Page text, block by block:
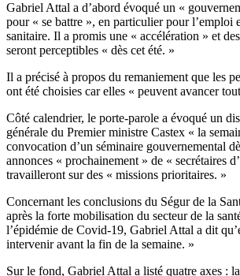
Gabriel Attal a d’abord évoqué un «
pour « se battre », en particulier pour l’emploi
sanitaire. Il a promis une « accélération » et
seront perceptibles « dès cet été. »
Il a précisé à propos du remaniement que les
ont été choisies car elles « peuvent avancer
Côté calendrier, le porte-parole a évoqué un
générale du Premier ministre Castex « la
convocation d’un séminaire gouvernemental
annonces « prochainement » de « secrétaires
travailleront sur des « missions prioritaires. »
Concernant les conclusions du Ségur de la
après la forte mobilisation du secteur de la
l’épidémie de Covid-19, Gabriel Attal a dit
intervenir avant la fin de la semaine. »
Sur le fond, Gabriel Attal a listé quatre axes :